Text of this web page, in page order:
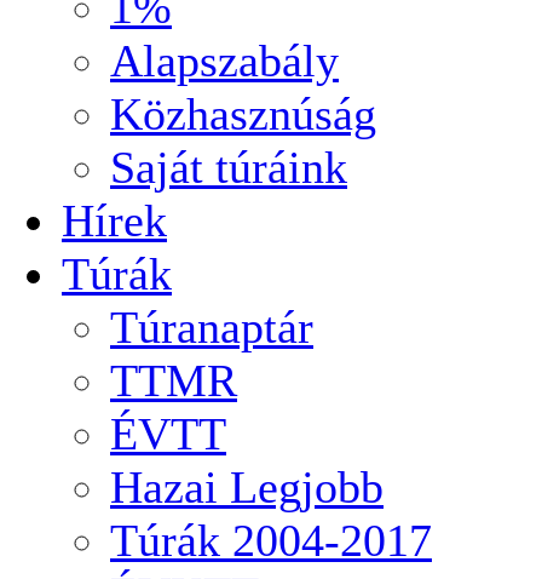
Alapszabály
Közhasznúság
Saját túráink
Hírek
Túrák
Túranaptár
TTMR
ÉVTT
Hazai Legjobb
Túrák 2004-2017